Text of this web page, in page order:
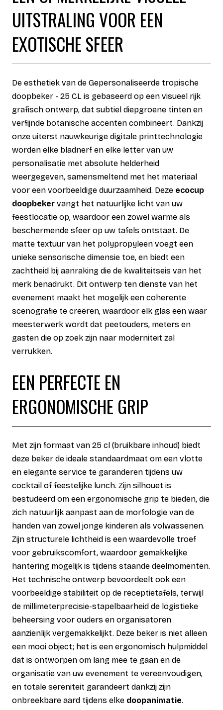
UITSTRALING VOOR EEN
EXOTISCHE SFEER
De esthetiek van de Gepersonaliseerde tropische
doopbeker - 25 CL is gebaseerd op een visueel rijk
grafisch ontwerp, dat subtiel diepgroene tinten en
verfijnde botanische accenten combineert. Dankzij
onze uiterst nauwkeurige digitale printtechnologie
worden elke bladnerf en elke letter van uw
personalisatie met absolute helderheid
weergegeven, samensmeltend met het materiaal
voor een voorbeeldige duurzaamheid. Deze ecocup
doopbeker vangt het natuurlijke licht van uw
feestlocatie op, waardoor een zowel warme als
beschermende sfeer op uw tafels ontstaat. De
matte textuur van het polypropyleen voegt een
unieke sensorische dimensie toe, en biedt een
zachtheid bij aanraking die de kwaliteitseis van het
merk benadrukt. Dit ontwerp ten dienste van het
evenement maakt het mogelijk een coherente
scenografie te creëren, waardoor elk glas een waar
meesterwerk wordt dat peetouders, meters en
gasten die op zoek zijn naar moderniteit zal
verrukken.
EEN PERFECTE EN
ERGONOMISCHE GRIP
Met zijn formaat van 25 cl (bruikbare inhoud) biedt
deze beker de ideale standaardmaat om een vlotte
en elegante service te garanderen tijdens uw
cocktail of feestelijke lunch. Zijn silhouet is
bestudeerd om een ergonomische grip te bieden, die
zich natuurlijk aanpast aan de morfologie van de
handen van zowel jonge kinderen als volwassenen.
Zijn structurele lichtheid is een waardevolle troef
voor gebruikscomfort, waardoor gemakkelijke
hantering mogelijk is tijdens staande deelmomenten.
Het technische ontwerp bevoordeelt ook een
voorbeeldige stabiliteit op de receptietafels, terwijl
de millimeterprecisie-stapelbaarheid de logistieke
beheersing voor ouders en organisatoren
aanzienlijk vergemakkelijkt. Deze beker is niet alleen
een mooi object; het is een ergonomisch hulpmiddel
dat is ontworpen om lang mee te gaan en de
organisatie van uw evenement te vereenvoudigen,
en totale sereniteit garandeert dankzij zijn
onbreekbare aard tijdens elke doopanimatie.